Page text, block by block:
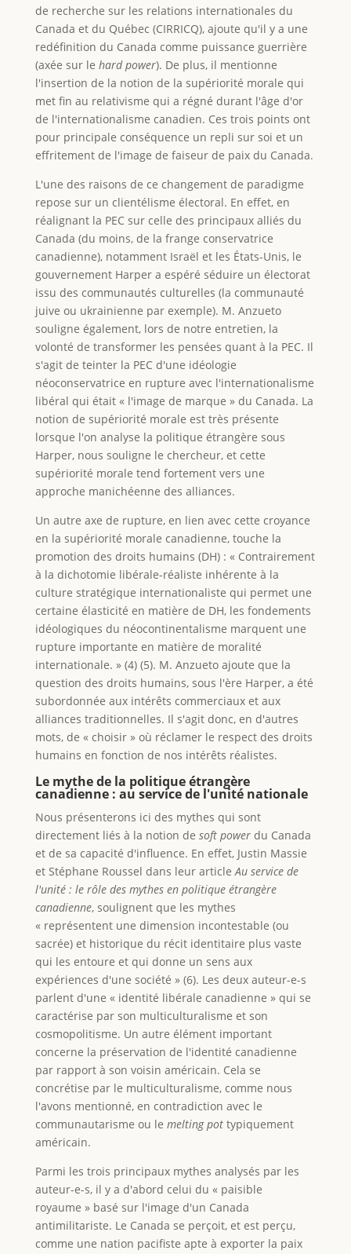
de recherche sur les relations internationales du
Canada et du Québec (CIRRICQ), ajoute qu'il y a une
redéfinition du Canada comme puissance guerrière
(axée sur le hard power). De plus, il mentionne
l'insertion de la notion de la supériorité morale qui
met fin au relativisme qui a régné durant l'âge d'or
de l'internationalisme canadien. Ces trois points ont
pour principale conséquence un repli sur soi et un
effritement de l'image de faiseur de paix du Canada.
L'une des raisons de ce changement de paradigme
repose sur un clientélisme électoral. En effet, en
réalignant la PEC sur celle des principaux alliés du
Canada (du moins, de la frange conservatrice
canadienne), notamment Israël et les États-Unis, le
gouvernement Harper a espéré séduire un électorat
issu des communautés culturelles (la communauté
juive ou ukrainienne par exemple). M. Anzueto
souligne également, lors de notre entretien, la
volonté de transformer les pensées quant à la PEC. Il
s'agit de teinter la PEC d'une idéologie
néoconservatrice en rupture avec l'internationalisme
libéral qui était « l'image de marque » du Canada. La
notion de supériorité morale est très présente
lorsque l'on analyse la politique étrangère sous
Harper, nous souligne le chercheur, et cette
supériorité morale tend fortement vers une
approche manichéenne des alliances.
Un autre axe de rupture, en lien avec cette croyance
en la supériorité morale canadienne, touche la
promotion des droits humains (DH) : « Contrairement
à la dichotomie libérale-réaliste inhérente à la
culture stratégique internationaliste qui permet une
certaine élasticité en matière de DH, les fondements
idéologiques du néocontinentalisme marquent une
rupture importante en matière de moralité
internationale. » (4) (5). M. Anzueto ajoute que la
question des droits humains, sous l'ère Harper, a été
subordonnée aux intérêts commerciaux et aux
alliances traditionnelles. Il s'agit donc, en d'autres
mots, de « choisir » où réclamer le respect des droits
humains en fonction de nos intérêts réalistes.
Le mythe de la politique étrangère
canadienne : au service de l'unité nationale
Nous présenterons ici des mythes qui sont
directement liés à la notion de soft powerdu Canada
et de sa capacité d'influence. En effet, Justin Massie
et Stéphane Roussel dans leur articleAu service de
l'unité : le rôle des mythes en politique étrangère
canadienne, soulignent que les mythes
« représentent une dimension incontestable (ou
sacrée) et historique du récit identitaire plus vaste
qui les entoure et qui donne un sens aux
expériences d'une société » (6). Les deux auteur-e-s
parlent d'une « identité libérale canadienne » qui se
caractérise par son multiculturalisme et son
cosmopolitisme. Un autre élément important
concerne la préservation de l'identité canadienne
par rapport à son voisin américain. Cela se
concrétise par le multiculturalisme, comme nous
l'avons mentionné, en contradiction avec le
communautarisme ou le melting pot typiquement
américain.
Parmi les trois principaux mythes analysés par les
auteur-e-s, il y a d'abord celui du « paisible
royaume » basé sur l'image d'un Canada
antimilitariste. Le Canada se perçoit, et est perçu,
comme une nation pacifiste apte à exporter la paix